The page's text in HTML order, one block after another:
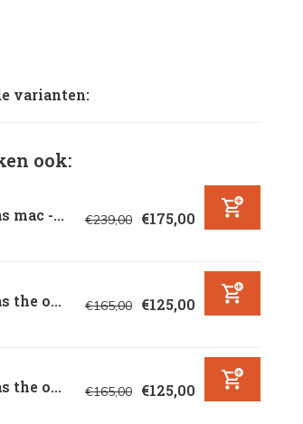
varianten:
ook:
mac -... €239,00 €175,00
the o... €165,00 €125,00
the o... €165,00 €125,00